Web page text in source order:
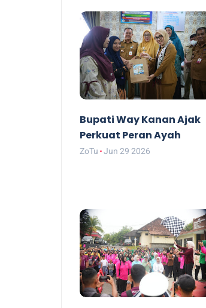
Bupati Way Kanan Ajak
Perkuat Peran Ayah
ZoTu Jun 29 2026